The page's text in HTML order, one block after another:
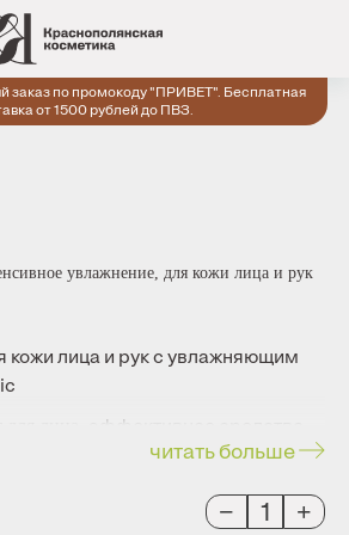
заказ по промокоду "ПРИВЕТ". Бесплатная
от 1500 рублей до ПВЗ.
увлажнение, для кожи лица и рук
кожи лица и рук с увлажняющим
лица
- эффективное средство
тонизирования и
в уходе за кожей.
читать больше